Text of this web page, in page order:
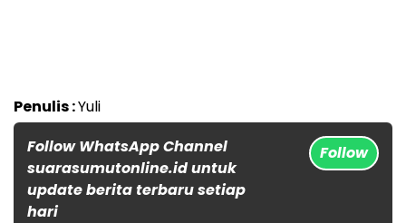
Penulis :Yuli
Follow WhatsApp Channel
suarasumutonline.id untuk
update berita terbaru setiap
hari
Follow